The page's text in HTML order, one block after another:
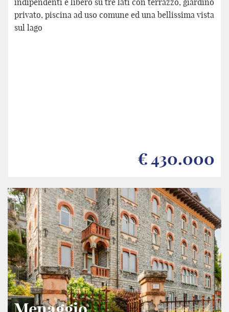
indipendenti e libero su tre lati con terrazzo, giardino
privato, piscina ad uso comune ed una bellissima vista
sul lago
€ 430.000